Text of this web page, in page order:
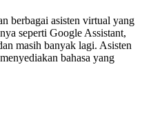
berbagai asisten virtual yang
seperti Google Assistant,
masih banyak lagi. Asisten
bahasa yang